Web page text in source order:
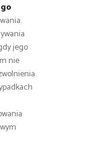
jego
nie